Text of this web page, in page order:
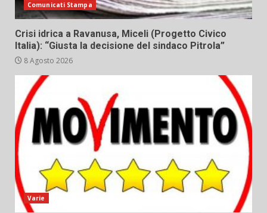
Comunicati Stampa
Crisi idrica a Ravanusa, Miceli (Progetto Civico
Italia): “Giusta la decisione del sindaco Pitrola”
8 Agosto 2026
Varie